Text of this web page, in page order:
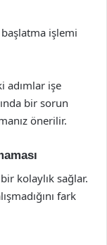
işlemi
adımlar işe
bir sorun
önerilir.
kolaylık sağlar.
fark